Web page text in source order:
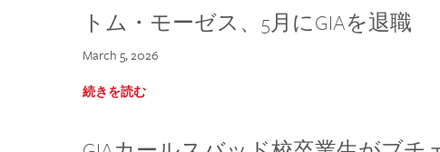
トム・モーゼス、5月にGIAを退職
March 5, 2026
続きを読む